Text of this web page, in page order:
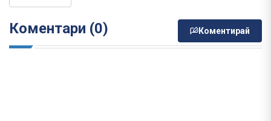
Коментари (0) Коментирай